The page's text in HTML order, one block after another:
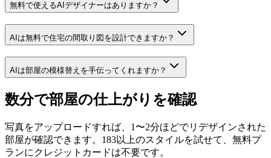
無料で使えるAIデザイナーはありますか？
AIは無料で住宅の間取り図を設計できますか？
AIは部屋の模様替えを手伝ってくれますか？
数分で部屋の仕上がりを確認
写真をアップロードすれば、1〜2分ほどでリデザインされた
部屋が確認できます。183以上のスタイルを試せて、無料プ
ランにクレジットカードは不要です。